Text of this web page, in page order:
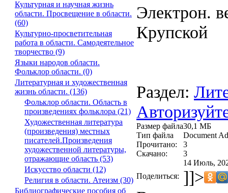
Культурная и научная жизнь
области. Просвещение в области.
(60)
Культурно-просветительная
работа в области. Самодеятельное
творчество (9)
Языки народов области.
Фольклор области. (0)
Литературная и художественная
жизнь области. (136)
Фольклор области. Область в
произведениях фольклора (21)
Художественная литература
(произведения) местных
писателей.Произведения
художественной литературы,
отражающие область (53)
Искусство области (12)
Религия в области. Атеизм (30)
Библиографические пособия об
Электрон.
Крупской
Раздел:
Размер файла30,1 МБ
Тип файла
Document
Прочитано:
3
Скачано:
3
14 Июль,
Поделиться: ]]>